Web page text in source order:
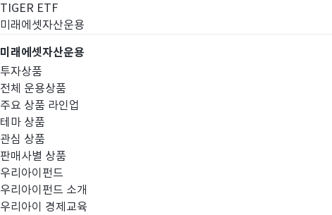
TIGER ETF
미래에셋자산운용
미래에셋자산운용
투자상품
전체 운용상품
주요 상품 라인업
테마 상품
관심 상품
판매사별 상품
우리아이펀드
우리아이펀드 소개
우리아이 경제교육